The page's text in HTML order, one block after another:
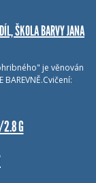
ŠKOLA BARVY JANA
je věnován
BAREVNĚ.Cvičení:
G